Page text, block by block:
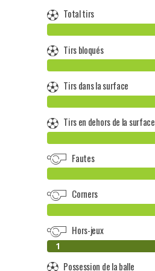
Total tirs
Tirs bloqués
Tirs dans la surface
Tirs en dehors de la surface
Fautes
Corners
Hors-jeux
0
1
Possession de la balle